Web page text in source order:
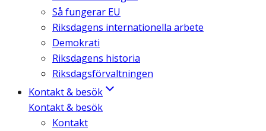
Så fungerar EU
Riksdagens internationella arbete
Demokrati
Riksdagens historia
Riksdagsförvaltningen
Kontakt & besök
Kontakt & besök
Kontakt